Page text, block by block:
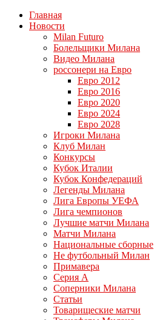
Главная
Новости
Milan Futuro
Болельщики Милана
Видео Милана
россонери на Евро
Евро 2012
Евро 2016
Евро 2020
Евро 2024
Евро 2028
Игроки Милана
Клуб Милан
Конкурсы
Кубок Италии
Кубок Конфедераций
Легенды Милана
Лига Европы УЕФА
Лига чемпионов
Лучшие матчи Милана
Матчи Милана
Национальные сборные
Не футбольный Милан
Примавера
Серия А
Соперники Милана
Статьи
Товарищеские матчи